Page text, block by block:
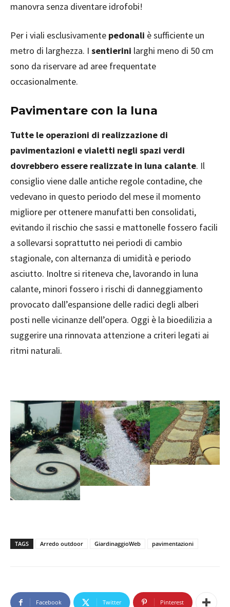
manovra senza diventare idrofobi!
Per i viali esclusivamente pedonali è sufficiente un
metro di larghezza. I sentierini larghi meno di 50 cm
sono da riservare ad aree frequentate
occasionalmente.
Pavimentare con la luna
Tutte le operazioni di realizzazione di
pavimentazioni e vialetti negli spazi verdi
dovrebbero essere realizzate in luna calante. Il
consiglio viene dalle antiche regole contadine, che
vedevano in questo periodo del mese il momento
migliore per ottenere manufatti ben consolidati,
evitando il rischio che sassi e mattonelle fossero facili
a sollevarsi soprattutto nei periodi di cambio
stagionale, con alternanza di umidità e periodo
asciutto. Inoltre si riteneva che, lavorando in luna
calante, minori fossero i rischi di danneggiamento
provocato dall’espansione delle radici degli alberi
posti nelle vicinanze dell’opera. Oggi è la bioedilizia a
suggerire una rinnovata attenzione a criteri legati ai
ritmi naturali.
TAGS Arredo outdoor GiardinaggioWeb pavimentazioni
Facebook Twitter Pinterest